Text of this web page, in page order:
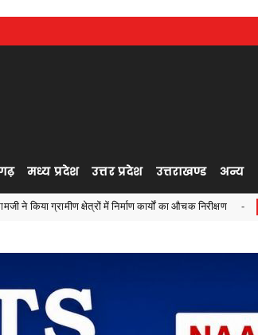
मध्य प्रदेश उत्तर प्रदेश उत्तराखण्ड अन्य
में निर्माण कार्यों का औचक निरीक्षण Chhattisgarh